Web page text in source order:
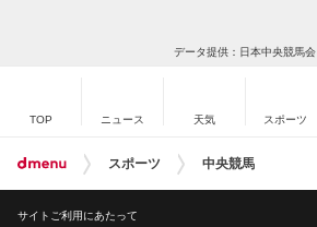
データ提供：日本中央競馬会
TOP ニュース 天気 スポーツ
スポーツ 中央競馬
サイトご利用にあたって